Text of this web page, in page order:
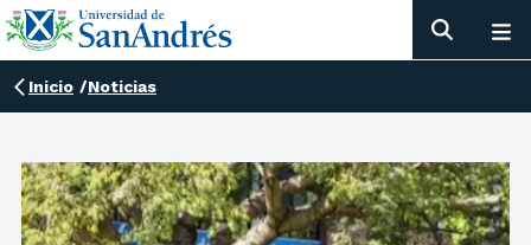
Inicio /Noticias